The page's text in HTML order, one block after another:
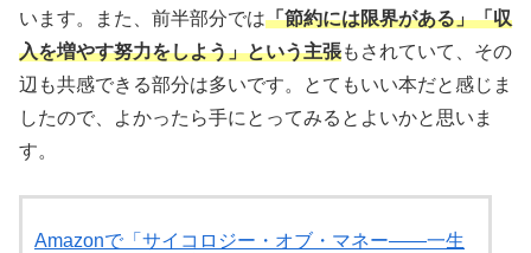
います。また、前半部分では「節約には限界がある」「収
入を増やす努力をしよう」という主張もされていて、その
辺も共感できる部分は多いです。とてもいい本だと感じま
したので、よかったら手にとってみるとよいかと思いま
す。
Amazonで「サイコロジー・オブ・マネー――一生